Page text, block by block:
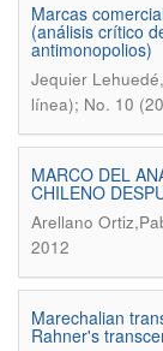
Marcas
(análisis crítico
antimonopolios)
Jequier
línea); No. 10
MARCO DEL
CHILENO
Arellano
2012
Marechalian
Rahner's